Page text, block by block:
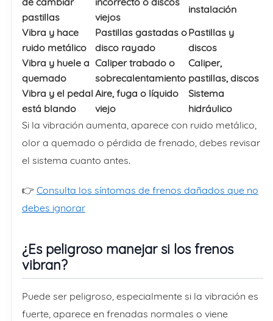
pastillas
viejos
instalación
Vibra y hace
ruido metálico
Pastillas gastadas o
disco rayado
Pastillas y
discos
Vibra y huele a
quemado
Caliper trabado o
sobrecalentamiento
Caliper,
pastillas, discos
Vibra y el pedal
está blando
Aire, fuga o líquido
viejo
Sistema
hidráulico
Si la vibración aumenta, aparece con ruido metálico,
olor a quemado o pérdida de frenado, debes revisar
el sistema cuanto antes.
👉 Consulta los síntomas de frenos dañados que no
debes ignorar
¿Es peligroso manejar si los frenos
vibran?
Puede ser peligroso, especialmente si la vibración es
fuerte, aparece en frenadas normales o viene